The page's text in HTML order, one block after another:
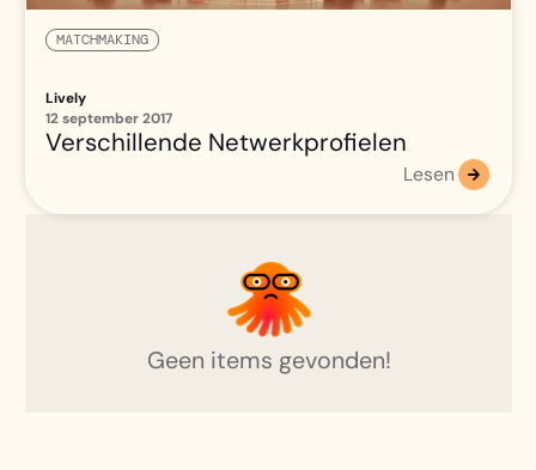
MATCHMAKING
Lively
12 september 2017
Verschillende Netwerkprofielen
Lesen
Geen items gevonden!